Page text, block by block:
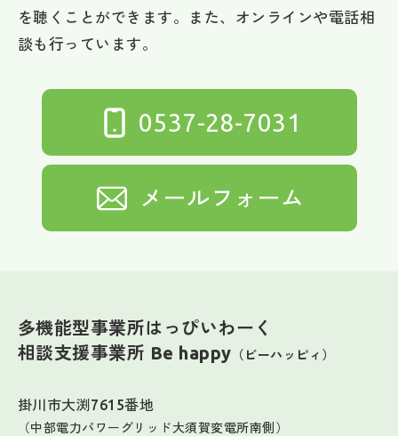
を聴くことができます。また、オンラインや電話相
談も行っています。
0537-28-7031
メールフォーム
多機能型事業所はっぴいわーく
相談支援事業所 Be happy （ビーハッピィ）
掛川市大渕7615番地
（中部電力パワーグリッド大須賀変電所南側）